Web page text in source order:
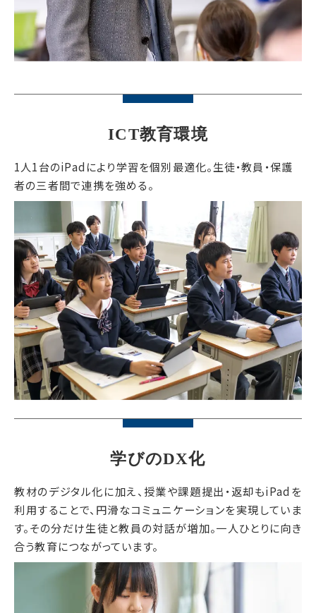
ICT教育環境
1人1台のiPadにより学習を個別最適化。生徒・教員・保護
者の三者間で連携を強める。
学びのDX化
教材のデジタル化に加え、授業や課題提出・返却もiPadを
利用することで、円滑なコミュニケーションを実現していま
す。その分だけ生徒と教員の対話が増加。一人ひとりに向き
合う教育につながっています。